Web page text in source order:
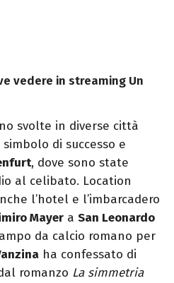
vedere in streaming Un
svolte in diverse città
simbolo di successo e
, dove sono state
al celibato. Location
l’hotel e l’imbarcadero
Mayer a San Leonardo
da calcio romano per
ha confessato di
romanzo La simmetria